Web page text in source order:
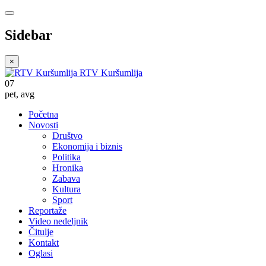
Sidebar
×
RTV Kuršumlija
07
pet, avg
Početna
Novosti
Društvo
Ekonomija i biznis
Politika
Hronika
Zabava
Kultura
Sport
Reportaže
Video nedeljnik
Čitulje
Kontakt
Oglasi